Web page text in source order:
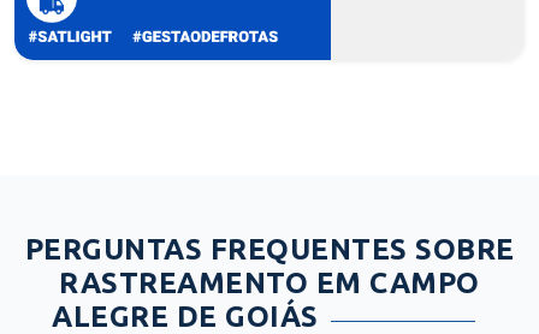
PERGUNTAS FREQUENTES SOBRE
RASTREAMENTO EM CAMPO
ALEGRE DE GOIÁS